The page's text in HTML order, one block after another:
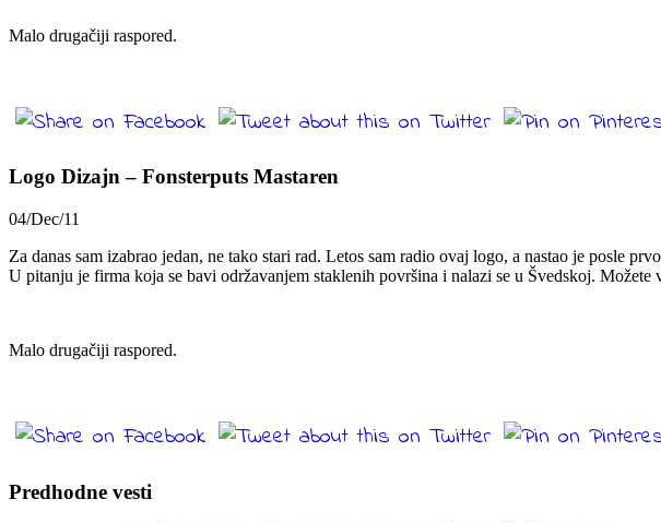
Malo drugačiji raspored.
Logo Dizajn – Fonsterputs Mastaren
04/Dec/11
Za danas sam izabrao jedan, ne tako stari rad. Letos sam radio ovaj logo, a nastao je posle
U pitanju je firma koja se bavi održavanjem staklenih površina i nalazi se u Švedskoj. Možete
Malo drugačiji raspored.
Predhodne vesti